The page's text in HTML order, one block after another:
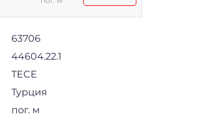
63706
44604.22.1
TECE
Турция
пог. м